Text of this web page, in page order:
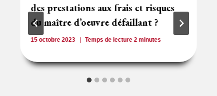
des prestations aux frais et risques
du maître d’oeuvre défaillant ?
15 octobre 2023 Temps de lecture 2minutes